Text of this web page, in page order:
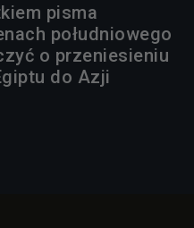
pisma
południowego
o przeniesieniu
do Azji